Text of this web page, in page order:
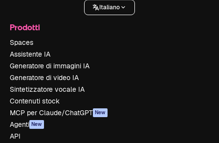
Italiano
Prodotti
Spaces
Assistente IA
Generatore di immagini IA
Generatore di video IA
Sintetizzatore vocale IA
Contenuti stock
MCP per Claude/ChatGPT New
Agenti New
API